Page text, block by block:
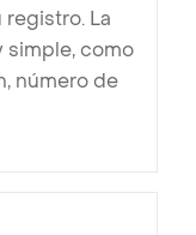
La
simple, como
número de